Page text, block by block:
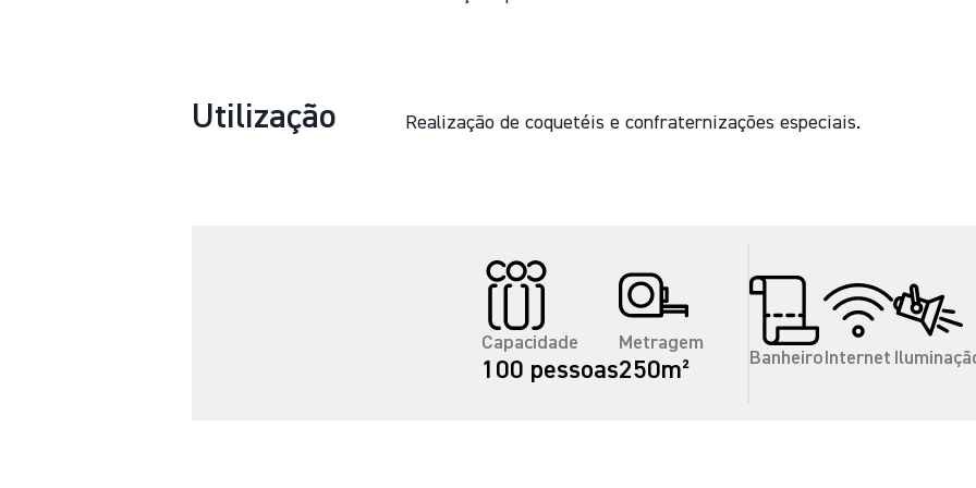
Utilização Realização de coquetéis e confraternizações especiais.
Capacidade
100 pessoas
Metragem
250m² Banheiro Internet